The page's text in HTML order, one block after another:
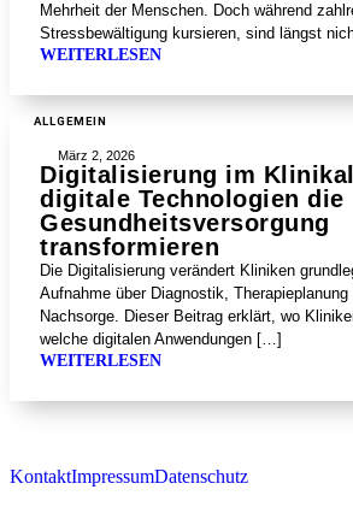
Mehrheit der Menschen. Doch während
Stressbewältigung kursieren, sind längst
WEITERLESEN
ALLGEMEIN
März 2, 2026
Digitalisierung im
digitale Technologien die
Gesundheitsversorgung
transformieren
Die Digitalisierung verändert Kliniken
Aufnahme über Diagnostik,
Nachsorge. Dieser Beitrag erklärt, wo
welche digitalen Anwendungen […]
WEITERLESEN
KontaktImpressumDatenschutz